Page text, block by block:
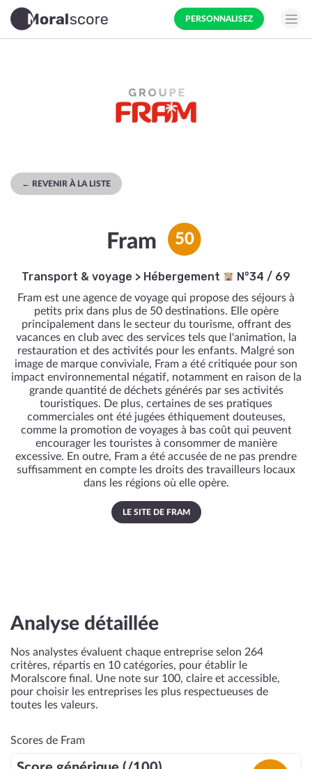
PERSONNALISEZ
← REVENIR À LA LISTE
Fram 50
Transport & voyage > Hébergement N°34 / 69
Fram est une agence de voyage qui propose des séjours à
petits prix dans plus de 50 destinations. Elle opère
principalement dans le secteur du tourisme, offrant des
vacances en club avec des services tels que l'animation, la
restauration et des activités pour les enfants. Malgré son
image de marque conviviale, Fram a été critiquée pour son
impact environnemental négatif, notamment en raison de la
grande quantité de déchets générés par ses activités
touristiques. De plus, certaines de ses pratiques
commerciales ont été jugées éthiquement douteuses,
comme la promotion de voyages à bas coût qui peuvent
encourager les touristes à consommer de manière
excessive. En outre, Fram a été accusée de ne pas prendre
suffisamment en compte les droits des travailleurs locaux
dans les régions où elle opère.
LE SITE DE FRAM
Analyse détaillée
Nos analystes évaluent chaque entreprise selon 264
critères, répartis en 10 catégories, pour établir le
Moralscore final. Une note sur 100, claire et accessible,
pour choisir les entreprises les plus respectueuses de
toutes les valeurs.
Scores de Fram